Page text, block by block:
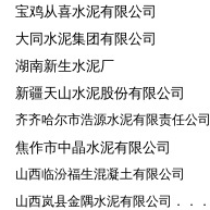
宝鸡从喜水泥有限公司
大同水泥集团有限公司
湖南新生水泥厂
新疆天山水泥股份有限公司
齐齐哈尔市浩源水泥有限责任公司
焦作市中晶水泥有限公司
山西临汾福生混凝土有限公司
山西岚县金隅水泥有限公司．．．